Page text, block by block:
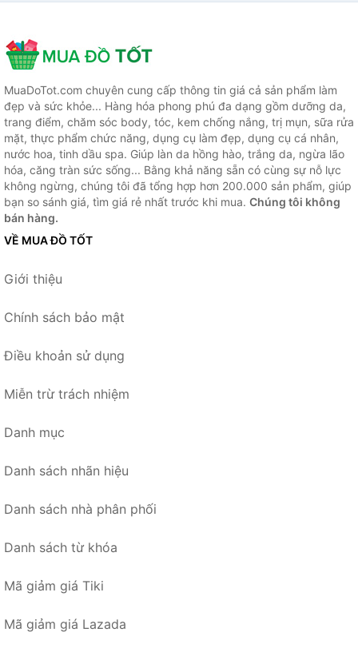
CHÍNH HÃNG
MuaDoTot.com chuyên cung cấp thông tin giá cả sản phẩm làm
đẹp và sức khỏe... Hàng hóa phong phú đa dạng gồm dưỡng da,
trang điểm, chăm sóc body, tóc, kem chống nắng, trị mụn, sữa rửa
mặt, thực phẩm chức năng, dụng cụ làm đẹp, dụng cụ cá nhân,
nước hoa, tinh dầu spa. Giúp làn da hồng hào, trắng da, ngừa lão
hóa, căng tràn sức sống... Bằng khả năng sẵn có cùng sự nỗ lực
không ngừng, chúng tôi đã tổng hợp hơn 200.000 sản phẩm, giúp
bạn so sánh giá, tìm giá rẻ nhất trước khi mua. Chúng tôi không
bán hàng.
VỀ MUA ĐỒ TỐT
Giới thiệu
Chính sách bảo mật
Điều khoản sử dụng
Miễn trừ trách nhiệm
Danh mục
Danh sách nhãn hiệu
Danh sách nhà phân phối
Danh sách từ khóa
Mã giảm giá Tiki
Mã giảm giá Lazada